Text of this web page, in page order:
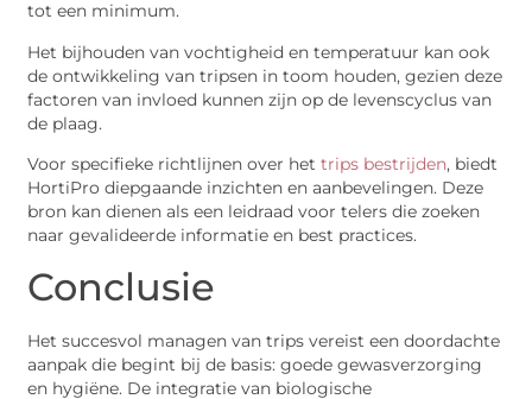
tot een minimum.
Het bijhouden van vochtigheid en temperatuur kan ook
de ontwikkeling van tripsen in toom houden, gezien deze
factoren van invloed kunnen zijn op de levenscyclus van
de plaag.
Voor specifieke richtlijnen over hettrips bestrijden, biedt
HortiPro diepgaande inzichten en aanbevelingen. Deze
bron kan dienen als een leidraad voor telers die zoeken
naar gevalideerde informatie en best practices.
Conclusie
Het succesvol managen van trips vereist een doordachte
aanpak die begint bij de basis: goede gewasverzorging
en hygiëne. De integratie van biologische